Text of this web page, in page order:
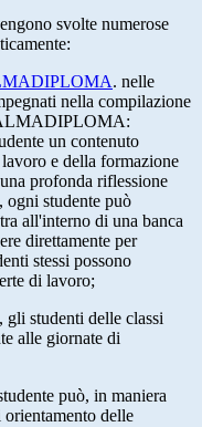
svolte numerose
. nelle
nella compilazione
:
un contenuto
e della formazione
profonda riflessione
ogni studente può
all'interno di una banca
direttamente per
stessi possono
di lavoro;
studenti delle classi
alle giornate di
può, in maniera
orientamento delle